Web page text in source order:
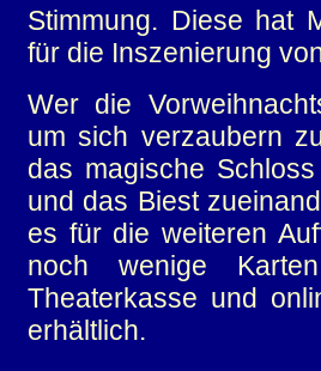
Stimmung. Diese hat
für die Inszenierung
Wer die
um sich verzaubern
das magische
und das Biest
es für die weiteren
noch wenige
Theaterkasse und
erhältlich.